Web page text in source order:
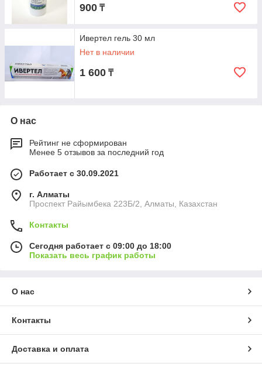
900 ₸
Ивертел гель 30 мл
Нет в наличии
1 600 ₸
О нас
Рейтинг не сформирован
Менее 5 отзывов за последний год
Работает с 30.09.2021
г. Алматы
Проспект Райымбека 223Б/2, Алматы, Казахстан
Контакты
Сегодня работает с 09:00 до 18:00
Показать весь график работы
О нас
Контакты
Доставка и оплата